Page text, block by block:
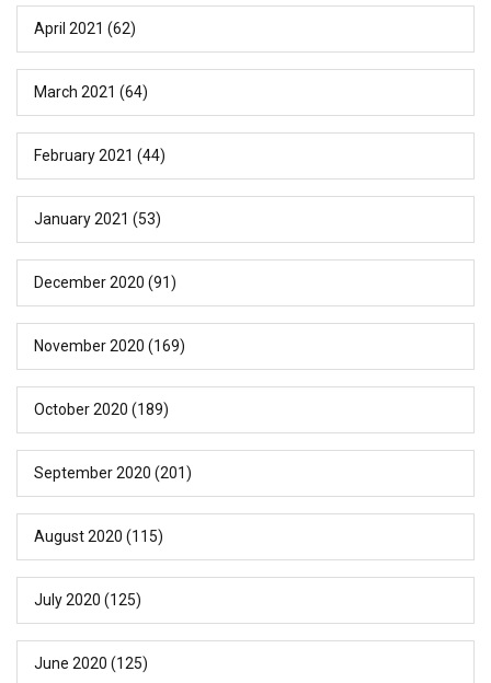
April 2021 (62)
March 2021 (64)
February 2021 (44)
January 2021 (53)
December 2020 (91)
November 2020 (169)
October 2020 (189)
September 2020 (201)
August 2020 (115)
July 2020 (125)
June 2020 (125)